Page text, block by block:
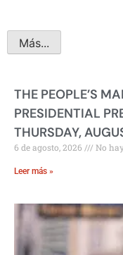
Más...
THE PEOPLE’S
PRESIDENTIAL
THURSDAY,
6 de agosto, 2026 No
Leer más »